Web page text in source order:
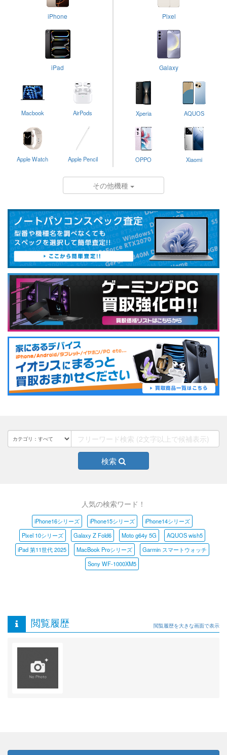
iPhone
iPad
Macbook AirPods
Apple Watch Apple Pencil
Pixel
Galaxy
Xperia AQUOS
OPPO Xiaomi
その他機種
検索
人気の検索ワード！
iPhone16シリーズ iPhone15シリーズ
iPhone14シリーズ
Pixel 10シリーズ
Galaxy Z Fold6 Moto g64y 5G
AQUOS wish5
iPad 第11世代 2025
MacBook Proシリーズ
Garmin スマートウォッチ
Sony WF-1000XM5
閲覧履歴 閲覧履歴を大きな画面で表示